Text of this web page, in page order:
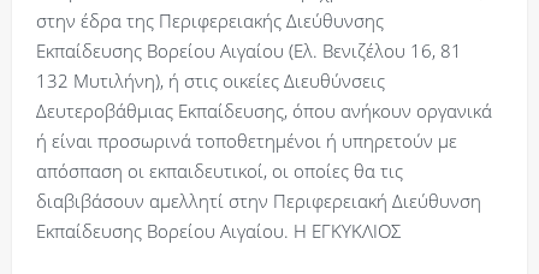
στην έδρα της Περιφερειακής Διεύθυνσης
Εκπαίδευσης Βορείου Αιγαίου (Ελ. Βενιζέλου 16, 81
132 Μυτιλήνη), ή στις οικείες Διευθύνσεις
Δευτεροβάθμιας Εκπαίδευσης, όπου ανήκουν οργανικά
ή είναι προσωρινά τοποθετημένοι ή υπηρετούν με
απόσπαση οι εκπαιδευτικοί, οι οποίες θα τις
διαβιβάσουν αμελλητί στην Περιφερειακή Διεύθυνση
Εκπαίδευσης Βορείου Αιγαίου. Η ΕΓΚΥΚΛΙΟΣ